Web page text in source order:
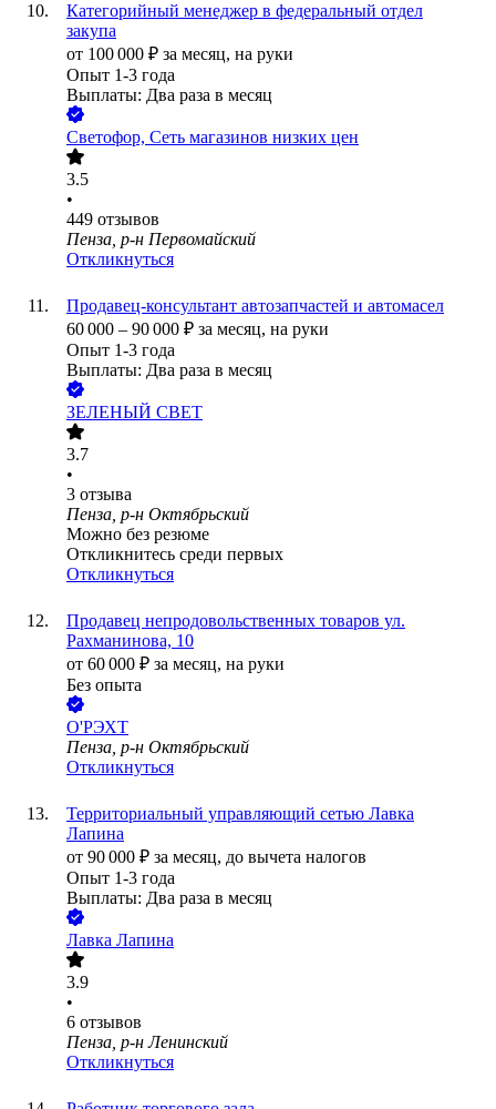
Категорийный менеджер в федеральный отдел
закупа
от 100 000 ₽ за месяц, на руки
Опыт 1-3 года
Выплаты: Два раза в месяц
Светофор, Сеть магазинов низких цен
3.5
•
449 отзывов
Пенза, р-н Первомайский
Откликнуться
Продавец-консультант автозапчастей и автомасел
60 000 – 90 000 ₽ за месяц, на руки
Опыт 1-3 года
Выплаты: Два раза в месяц
ЗЕЛЕНЫЙ СВЕТ
3.7
•
3 отзыва
Пенза, р-н Октябрьский
Можно без резюме
Откликнитесь среди первых
Откликнуться
Продавец непродовольственных товаров ул.
Рахманинова, 10
от 60 000 ₽ за месяц, на руки
Без опыта
O'РЭХТ
Пенза, р-н Октябрьский
Откликнуться
Территориальный управляющий сетью Лавка
Лапина
от 90 000 ₽ за месяц, до вычета налогов
Опыт 1-3 года
Выплаты: Два раза в месяц
Лавка Лапина
3.9
•
6 отзывов
Пенза, р-н Ленинский
Откликнуться